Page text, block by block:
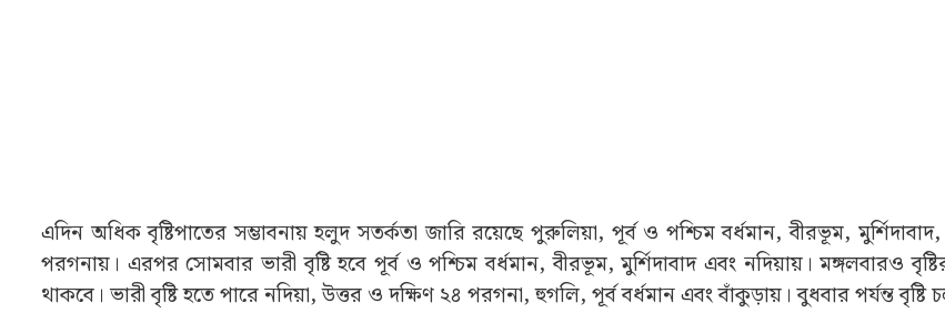
এদিন অধিক বৃষ্টিপাতের সম্ভাবনায় হলুদ সতর্কতা জারি রয়েছে পুরুলিয়া, পূর্ব ও পশ্চিম বর্ধমান, বীরভূম,
পরগনায়। এরপর সোমবার ভারী বৃষ্টি হবে পূর্ব ও পশ্চিম বর্ধমান, বীরভূম, মুর্শিদাবাদ এবং নদিয়ায়। মঙ্গলবারও
থাকবে। ভারী বৃষ্টি হতে পারে নদিয়া, উত্তর ও দক্ষিণ ২৪ পরগনা, হুগলি, পূর্ব বর্ধমান এবং বাঁকুড়ায়। বুধবার পর্যন্ত বৃষ্টি